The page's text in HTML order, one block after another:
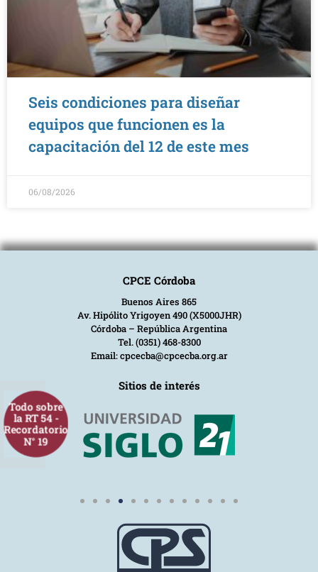
Todo sobre
la RT 54 -
Recordatorio
N° 19
Seis condiciones para diseñar
equipos que funcionen es la
capacitación del 12 de este mes
06/08/2026
CPCE Córdoba
Buenos Aires 865
Av. Hipólito Yrigoyen 490 (X5000JHR)
Córdoba – República Argentina
Tel. (0351) 468-8300
Email: cpcecba@cpcecba.org.ar
Sitios de interés